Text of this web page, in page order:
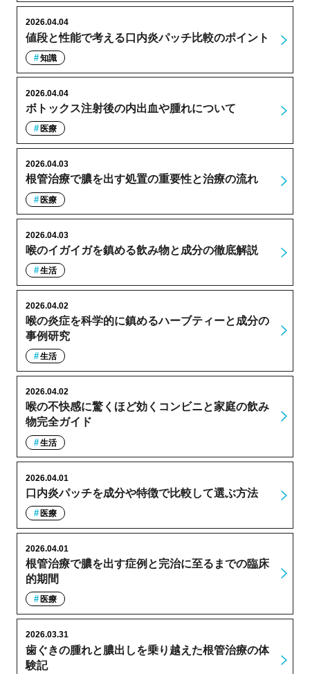
値段と性能で考える口内炎パッチ比較のポイント
2026.04.04
知識
ボトックス注射後の内出血や腫れについて
2026.04.04
医療
根管治療で膿を出す処置の重要性と治療の流れ
2026.04.03
医療
喉のイガイガを鎮める飲み物と成分の徹底解説
2026.04.03
生活
喉の炎症を科学的に鎮めるハーブティーと成分の
事例研究
2026.04.02
生活
喉の不快感に驚くほど効くコンビニと家庭の飲み
物完全ガイド
2026.04.02
生活
口内炎パッチを成分や特徴で比較して選ぶ方法
2026.04.01
医療
根管治療で膿を出す症例と完治に至るまでの臨床
的期間
2026.04.01
医療
歯ぐきの腫れと膿出しを乗り越えた根管治療の体
験記
2026.03.31